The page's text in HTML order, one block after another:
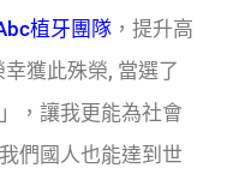
植牙團隊 ，提升高
獲此殊榮, 當選了
，讓我更能為社會
們國人也能達到世